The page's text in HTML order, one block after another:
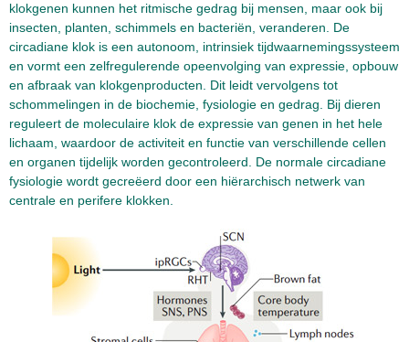
klokgenen kunnen het ritmische gedrag bij mensen, maar ook bij
insecten, planten, schimmels en bacteriën, veranderen. De
circadiane klok is een autonoom, intrinsiek tijdwaarnemingssysteem
en vormt een zelfregulerende opeenvolging van expressie, opbouw
en afbraak van klokgenproducten. Dit leidt vervolgens tot
schommelingen in de biochemie, fysiologie en gedrag. Bij dieren
reguleert de moleculaire klok de expressie van genen in het hele
lichaam, waardoor de activiteit en functie van verschillende cellen
en organen tijdelijk worden gecontroleerd. De normale circadiane
fysiologie wordt gecreëerd door een hiërarchisch netwerk van
centrale en perifere klokken.